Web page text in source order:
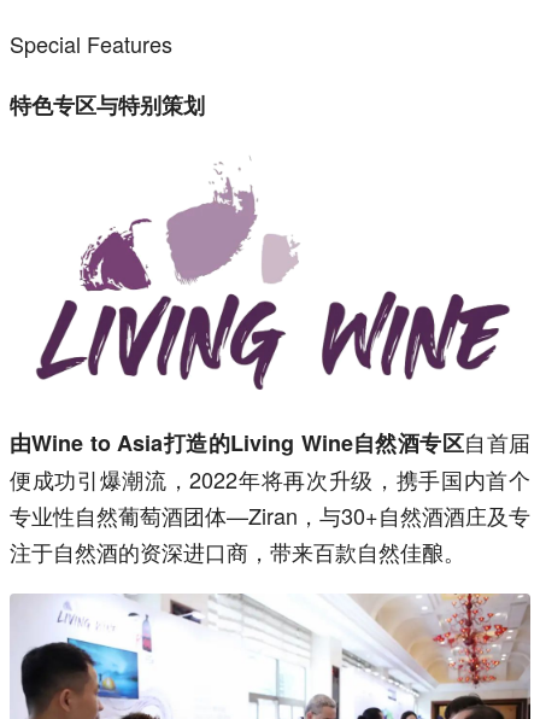
Special Features
特色专区与特别策划
由Wine to Asia打造的Living Wine自然酒专区自首届
便成功引爆潮流，2022年将再次升级，携手国内首个
专业性自然葡萄酒团体—Ziran，与30+自然酒酒庄及专
注于自然酒的资深进口商，带来百款自然佳酿。